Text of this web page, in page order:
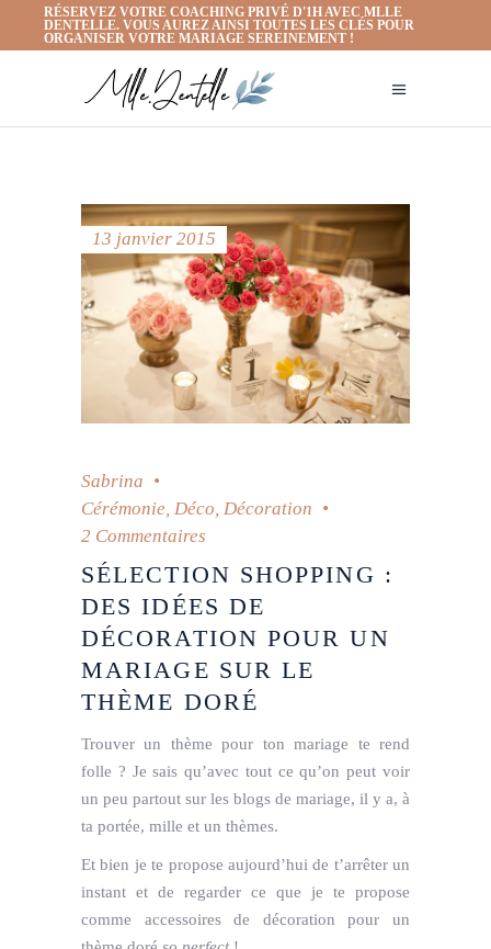
RÉSERVEZ VOTRE COACHING PRIVÉ D'1H AVEC MLLE
DENTELLE. VOUS AUREZ AINSI TOUTES LES CLÉS POUR
ORGANISER VOTRE MARIAGE SEREINEMENT !
13 janvier 2015
Sabrina
Cérémonie, Déco, Décoration
2 Commentaires
SÉLECTION SHOPPING :
DES IDÉES DE
DÉCORATION POUR UN
MARIAGE SUR LE
THÈME DORÉ
Trouver un thème pour ton mariage te rend
folle ? Je sais qu’avec tout ce qu’on peut voir
un peu partout sur les blogs de mariage, il y a, à
ta portée, mille et un thèmes.
Et bien je te propose aujourd’hui de t’arrêter un
instant et de regarder ce que je te propose
comme accessoires de décoration pour un